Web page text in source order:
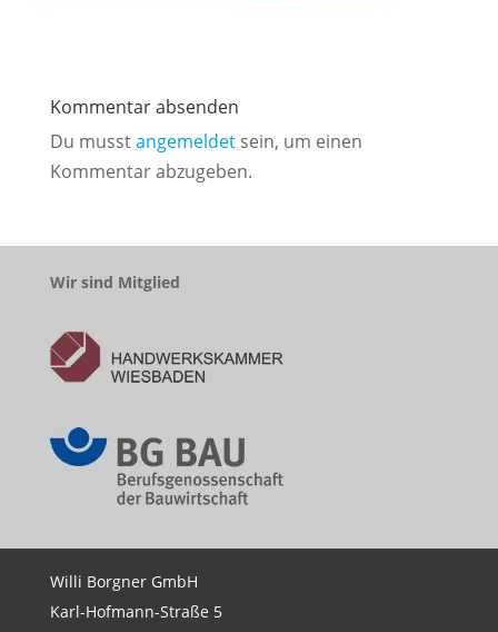
Kommentar absenden
Du musstangemeldetsein, um einen
Kommentar abzugeben.
Wir sind Mitglied
Willi Borgner GmbH
Karl-Hofmann-Straße 5